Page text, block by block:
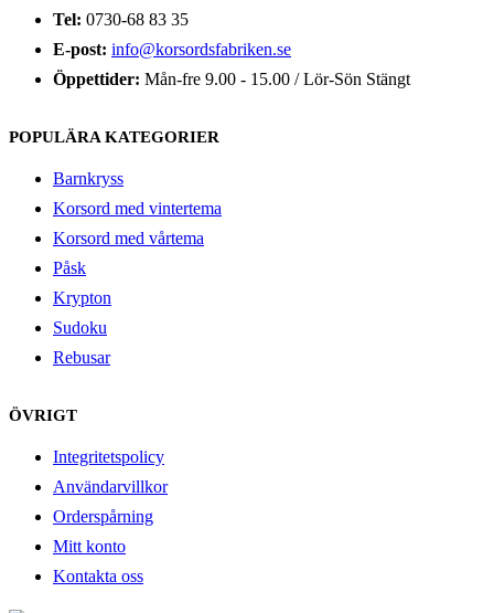
Tel: 0730-68 83 35
E-post: info@korsordsfabriken.se
Öppettider: Mån-fre 9.00 - 15.00 / Lör-Sön Stängt
POPULÄRA KATEGORIER
Barnkryss
Korsord med vintertema
Korsord med vårtema
Påsk
Krypton
Sudoku
Rebusar
ÖVRIGT
Integritetspolicy
Användarvillkor
Orderspårning
Mitt konto
Kontakta oss